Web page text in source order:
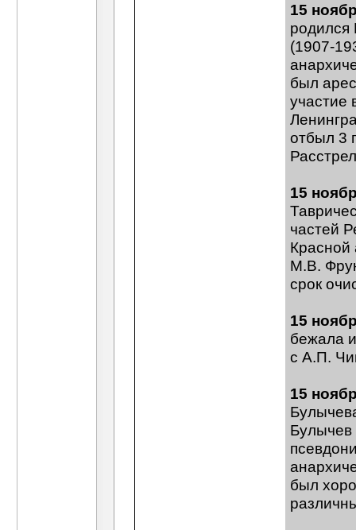
15
родился
(1907-
был
участие
отбыл 3
15
частей
М.В.
срок
15
бежала
с А.П.
15
Булычев
был